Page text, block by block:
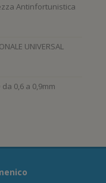
Antinfortunistica
UNIVERSAL
da 0,6 a 0,9mm